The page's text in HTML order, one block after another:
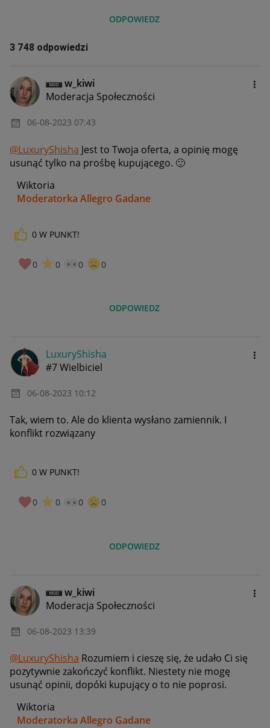
ODPOWIEDZ
3 748 odpowiedzi
w_kiwi
Moderacja Społeczności
‎06-08-2023 07:43
@LuxuryShisha Jest to Twoja oferta, a opinię mogę
usunąć tylko na prośbę kupującego. 🙂
Wiktoria
Moderatorka Allegro Gadane
0 W PUNKT!
0 0 0 0
ODPOWIEDZ
LuxuryShisha
#7 Wielbiciel
‎06-08-2023 10:12
Tak, wiem to. Ale do klienta wysłano zamiennik. I
konflikt rozwiązany
0 W PUNKT!
0 0 0 0
ODPOWIEDZ
w_kiwi
Moderacja Społeczności
‎06-08-2023 13:39
@LuxuryShisha Rozumiem i cieszę się, że udało Ci się
pozytywnie zakończyć konflikt. Niestety nie mogę
usunąć opinii, dopóki kupujący o to nie poprosi.
Wiktoria
Moderatorka Allegro Gadane